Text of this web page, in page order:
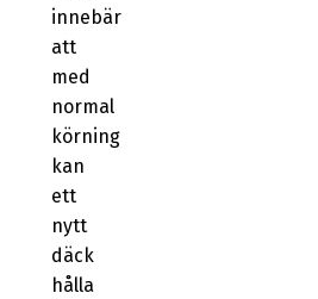
innebär
att
med
normal
körning
kan
ett
nytt
däck
hålla